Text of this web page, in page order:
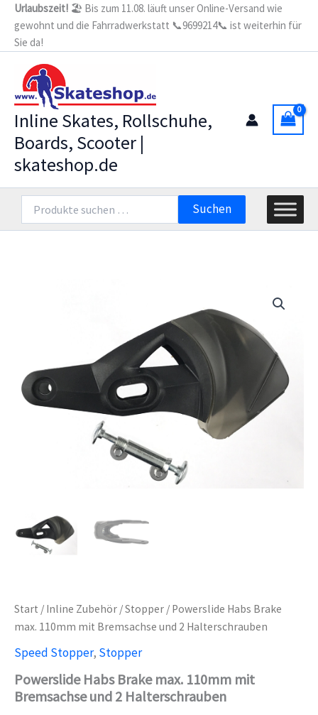
Zum
Inhalt
springen
Urlaubszeit! 🏖️ Bis zum 11.08. läuft unser Online-Versand wie
gewohnt und die Fahrradwerkstatt 📞9699214📞 ist weiterhin für
Sie da!
Inline Skates, Rollschuhe,
Boards, Scooter |
skateshop.de
nach:
Suchen
Start / Inline Zubehör /Stopper / Powerslide Habs Brake
max. 110mm mit Bremsachse und 2 Halterschrauben
Speed Stopper, Stopper
Powerslide Habs Brake max. 110mm mit
Bremsachse und 2 Halterschrauben
Brake
max.
110mm
mit
Bremsachse
und
2
Halterschrauben
Menge